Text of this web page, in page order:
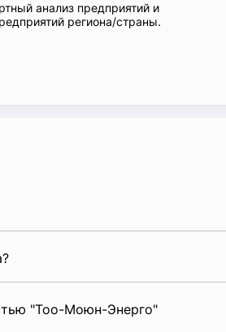
анализ предприятий и
региона/страны.
"Тоо-Моюн-Энерго"